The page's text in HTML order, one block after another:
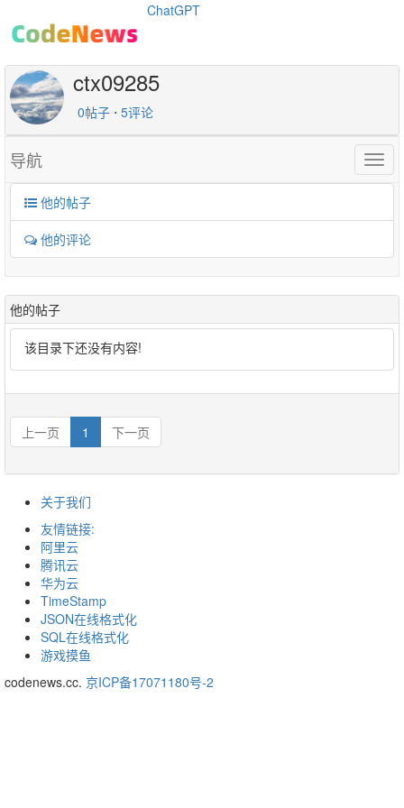
ChatGPT
ctx09285
0帖子 ⋅ 5评论
导航
他的帖子
他的评论
他的帖子
该目录下还没有内容!
上一页 1 下一页
关于我们
友情链接:
阿里云
腾讯云
华为云
TimeStamp
JSON在线格式化
SQL在线格式化
游戏摸鱼
codenews.cc. 京ICP备17071180号-2